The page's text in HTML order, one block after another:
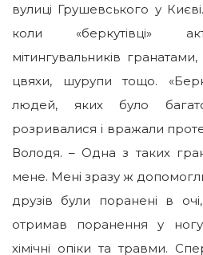
вулиці Грушевського у
коли «беркутівці»
мітингувальників
цвяхи, шурупи тощо.
людей, яких було
розривалися і вражали
Володя. – Одна з таких
мене. Мені зразу ж
друзів були поранені в
отримав поранення у
хімічні опіки та травми.